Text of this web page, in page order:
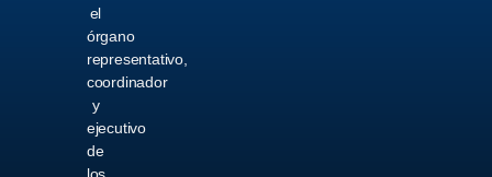
el
órgano
representativo,
coordinador
y
ejecutivo
de